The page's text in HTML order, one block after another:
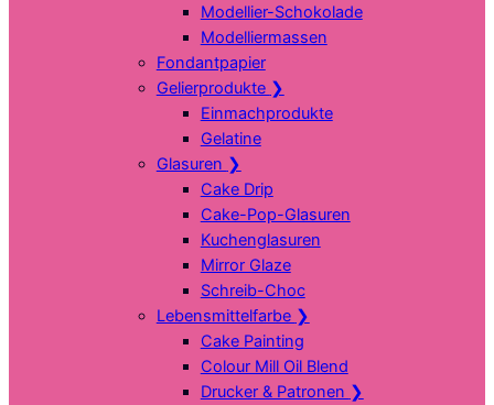
Modellier-Schokolade
Modelliermassen
Fondantpapier
Gelierprodukte ❯
Einmachprodukte
Gelatine
Glasuren ❯
Cake Drip
Cake-Pop-Glasuren
Kuchenglasuren
Mirror Glaze
Schreib-Choc
Lebensmittelfarbe ❯
Cake Painting
Colour Mill Oil Blend
Drucker & Patronen ❯